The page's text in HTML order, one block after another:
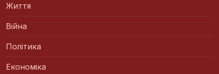
Життя
Війна
Політика
Економіка